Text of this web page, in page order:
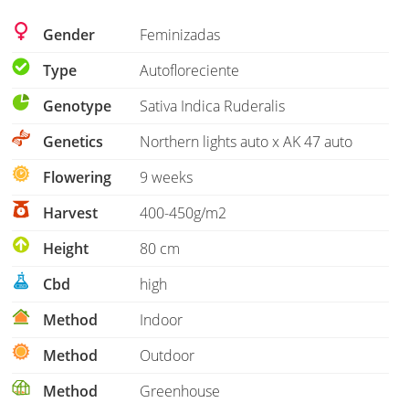
Gender
Feminizadas
Type
Autofloreciente
Genotype
Sativa Indica Ruderalis
Genetics
Northern lights auto x AK 47 auto
Flowering
9 weeks
Harvest
400-450g/m2
Height
80 cm
Cbd
high
Method
Indoor
Method
Outdoor
Method
Greenhouse